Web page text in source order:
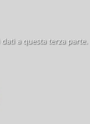
a questa terza parte.